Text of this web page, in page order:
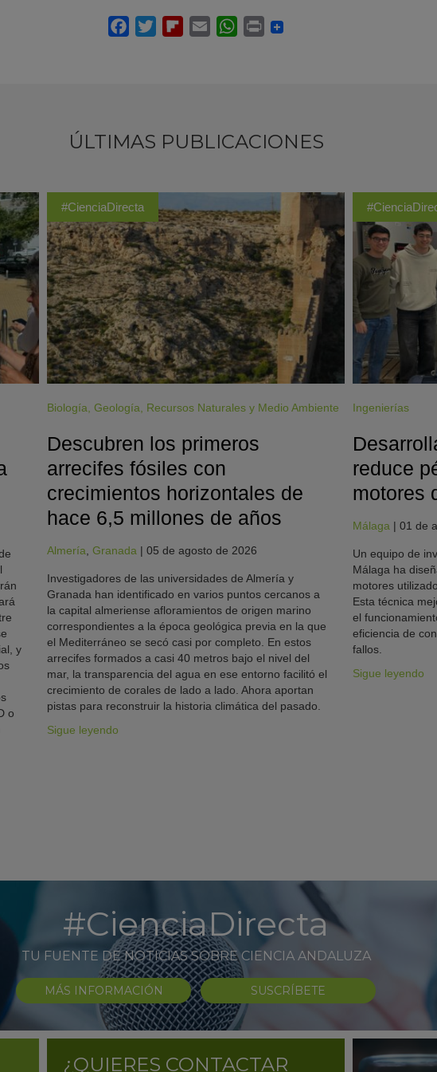
ÚLTIMAS PUBLICACIONES
y
o
#CienciaDirecta
Biología ,Geología Recursos Naturales y Medio Ambiente
Descubren los primeros
arrecifes fósiles con
crecimientos horizontales de
hace 6,5 millones de años
Almería ,Granada |05 de agosto de 2026
Investigadores de las universidades de Almería y
Granada han identificado en varios puntos cercanos a
la capital almeriense afloramientos de origen marino
correspondientes a la época geológica previa en la que
el Mediterráneo se secó casi por completo. En estos
arrecifes formados a casi 40 metros bajo el nivel del
mar, la transparencia del agua en ese entorno facilitó el
crecimiento de corales de lado a lado. Ahora aportan
pistas para reconstruir la historia climática del pasado.
Sigue leyendo
Ingenierías
reduce
motores
Málaga | 01 de
Un equipo de
Málaga ha
motores
Esta técnica
el
eficiencia de
fallos.
Sigue leyendo
#CienciaDirecta
TU FUENTE DE NOTICIAS SOBRE CIENCIA ANDALUZA
MÁS INFORMACIÓN SUSCRÍBETE
¿QUIERES CONTACTAR